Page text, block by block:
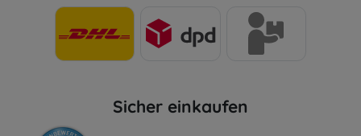
Sicher einkaufen